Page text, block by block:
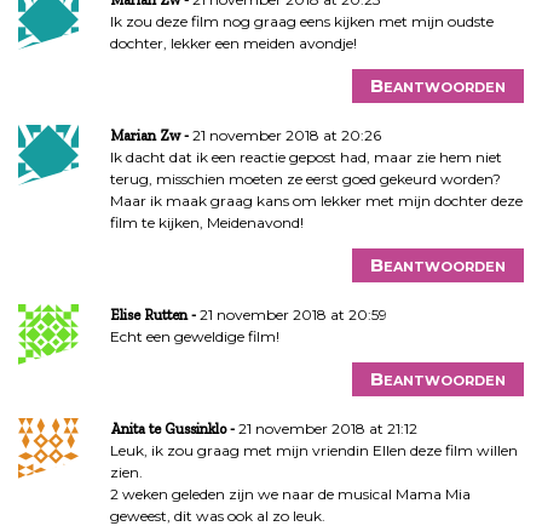
Ik zou deze film nog graag eens kijken met mijn oudste
dochter, lekker een meiden avondje!
Beantwoorden
Marian Zw
21 november 2018 at 20:26
Ik dacht dat ik een reactie gepost had, maar zie hem niet
terug, misschien moeten ze eerst goed gekeurd worden?
Maar ik maak graag kans om lekker met mijn dochter deze
film te kijken, Meidenavond!
Beantwoorden
Elise Rutten
21 november 2018 at 20:59
Echt een geweldige film!
Beantwoorden
Anita te Gussinklo
21 november 2018 at 21:12
Leuk, ik zou graag met mijn vriendin Ellen deze film willen
zien.
2 weken geleden zijn we naar de musical Mama Mia
geweest, dit was ook al zo leuk.